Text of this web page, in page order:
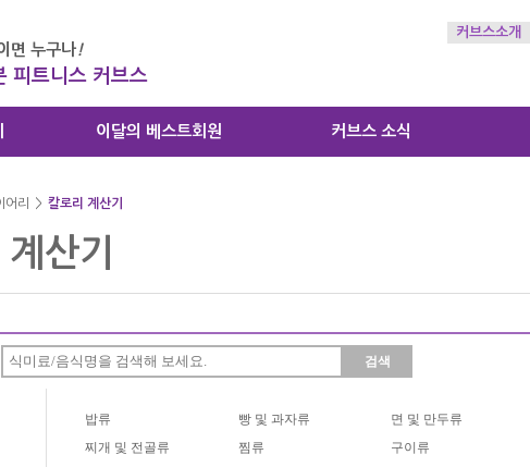
면 누구나!
피트니스 커브스
커브스소개
이달의 베스트회원 커브스 소식
어리 > 칼로리 계산기
산기
검색
밥류 빵 및 과자류 면 및 만두류
찌개 및 전골류
찜류 구이류